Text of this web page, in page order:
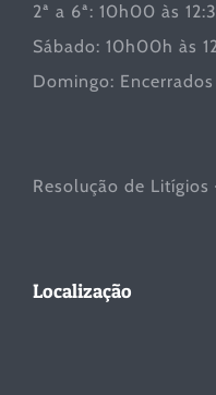
2ª a 6ª: 10h00 às
Sábado: 10h00h às
Domingo: Encerrados
Resolução de
Localização